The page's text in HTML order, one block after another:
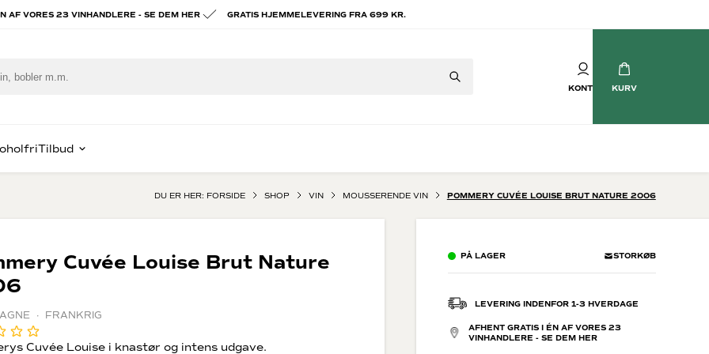
AF VORES 23 VINHANDLERE - SE DEM HER GRATIS HJEMMELEVERING FRA 699 KR.
KONTO KURV
Chablis
Alsace
Vintage portvin
Tawny portvin
Champagne
Crémant
Prosecco
Søde mousserende
& Armagnac
spiritus
to drink
Tilbud
DU ER HER: FORSIDE SHOP VIN MOUSSERENDE VIN POMMERY CUVÉE LOUISE BRUT NATURE 2006
Cuvée Louise Brut Nature
· FRANKRIG
Cuvée Louise i knastør og intens udgave.
PÅ LAGER STORKØB
LEVERING INDENFOR 1-3 HVERDAGE
AFHENT GRATIS I ÉN AF VORES 23
VINHANDLERE - SE DEM HER